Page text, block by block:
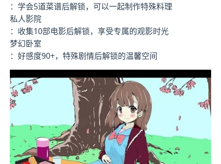
：学会5道菜谱后解锁，可以一起制作特殊料理
私人影院
：收集10部电影后解锁，享受专属的观影时光
梦幻卧室
：好感度90+，特殊剧情后解锁的温馨空间